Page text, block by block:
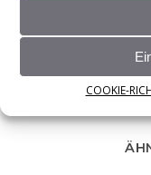
COOKIE-